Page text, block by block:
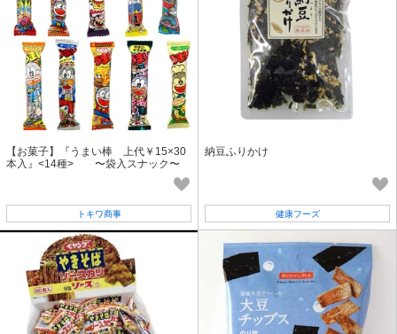
【お菓子】『うまい棒 上代￥15×30
本入』<14種> 〜袋入スナック〜
トキワ商事
納豆ふりかけ
健康フーズ